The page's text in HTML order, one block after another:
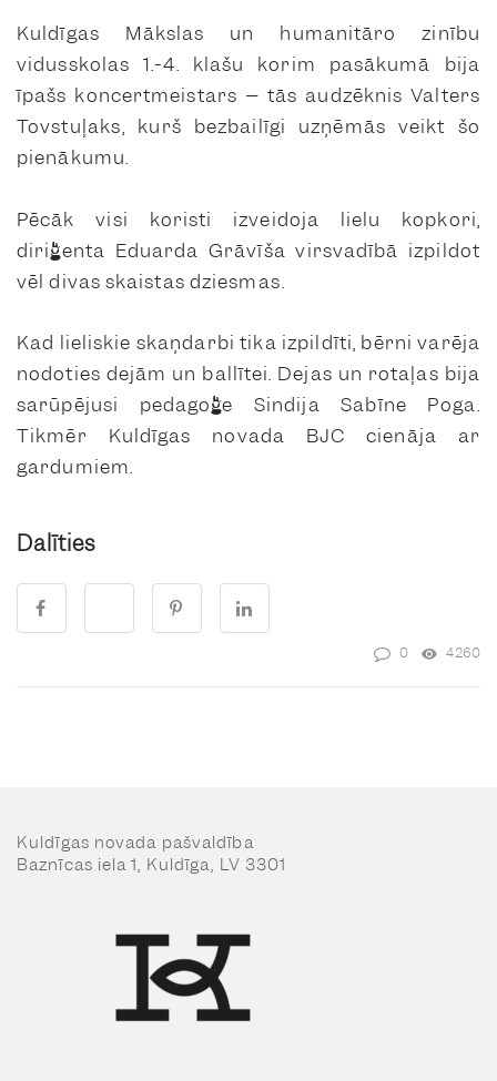
Kuldīgas Mākslas un humanitāro zinību
vidusskolas 1.-4. klašu korim pasākumā bija
īpašs koncertmeistars – tās audzēknis Valters
Tovstuļaks, kurš bezbailīgi uzņēmās veikt šo
pienākumu.
Pēcāk visi koristi izveidoja lielu kopkori,
diriģenta Eduarda Grāvīša virsvadībā izpildot
vēl divas skaistas dziesmas.
Kad lieliskie skaņdarbi tika izpildīti, bērni varēja
nodoties dejām un ballītei. Dejas un rotaļas bija
sarūpējusi pedagoģe Sindija Sabīne Poga.
Tikmēr Kuldīgas novada BJC cienāja ar
gardumiem.
Dalīties
0 4260
Kuldīgas novada pašvaldība
Baznīcas iela 1, Kuldīga, LV 3301